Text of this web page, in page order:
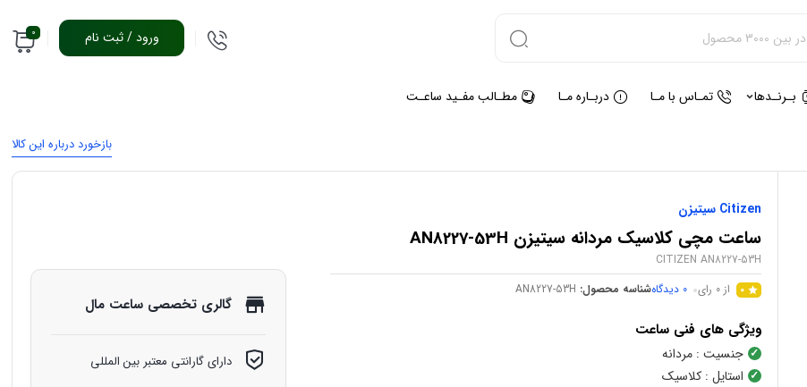
ورود / ثبت نام 0
بـرنـدها تمـاس با مـا دربـاره مـا مطـالب مفـید ساعـت
بازخورد درباره این کالا
Citizen سیتیزن
ساعت مچی کلاسیک مردانه سیتیزن AN8227-53H
CITIZEN AN8227-53H
0 از 0 رای 0 دیدگاهشناسه محصول: AN8227-53H
ویژگی های فنی ساعت
جنسیت : مردانه
استایل : کلاسیک
گالری تخصصی ساعت مال
دارای گارانتی معتبر بین المللی